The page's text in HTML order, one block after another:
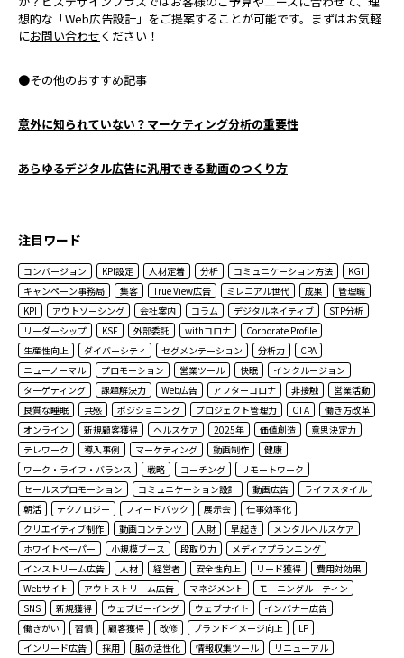
想的な「Web広告設計」をご提案することが可能です。まずはお気軽
にお問い合わせください！
●その他のおすすめ記事
意外に知られていない？マーケティング分析の重要性
あらゆるデジタル広告に汎用できる動画のつくり方
注目ワード
コンバージョン KPI設定 人材定着 分析 コミュニケーション方法
KGI
キャンペーン事務局
集客 True View広告 ミレニアル世代 成果
管理職
KPI
アウトソーシング 会社案内 コラム デジタルネイティブ
STP分析
リーダーシップ
KSF 外部委託 withコロナ
Corporate Profile
生産性向上
ダイバーシティ セグメンテーション 分析力
CPA
ニューノーマル
プロモーション 営業ツール 快眠
インクルージョン
ターゲティング
課題解決力 Web広告 アフターコロナ 非接触
営業活動
良質な睡眠
共感 ポジショニング プロジェクト管理力 CTA
働き方改革
オンライン
新規顧客獲得 ヘルスケア 2025年 価値創造
意思決定力
テレワーク
導入事例 マーケティング 動画制作
健康
ワーク・ライフ・バランス
戦略 コーチング
リモートワーク
セールスプロモーション
コミュニケーション設計 動画広告
ライフスタイル
朝活
テクノロジー フィードバック 展示会
仕事効率化
クリエイティブ制作
動画コンテンツ 人財 早起き
メンタルヘルスケア
ホワイトペーパー
小規模ブース 段取り力
メディアプランニング
インストリーム広告
人材 経営者 安全性向上 リード獲得
費用対効果
Webサイト
アウトストリーム広告 マネジメント
モーニングルーティン
SNS
新規獲得 ウェブビーイング ウェブサイト
インバナー広告
働きがい
習慣 顧客獲得 改修 ブランドイメージ向上
LP
インリード広告
採用 脳の活性化 情報収集ツール
リニューアル